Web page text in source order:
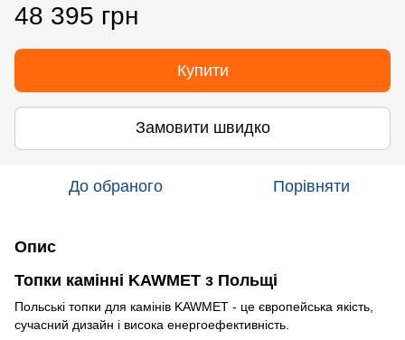
48 395 грн
Купити
Замовити швидко
До обраного Порівняти
Опис
Топки камінні KAWMET з Польщі
Польські топки для камінів KAWMET - це європейська якість,
сучасний дизайн і висока енергоефективність.